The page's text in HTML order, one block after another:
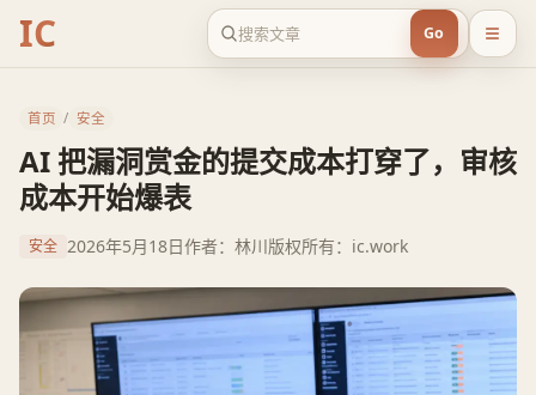
IC Go
首页 / 安全
AI 把漏洞赏金的提交成本打穿了，审核
成本开始爆表
安全 2026年5月18日作者：林川版权所有：ic.work